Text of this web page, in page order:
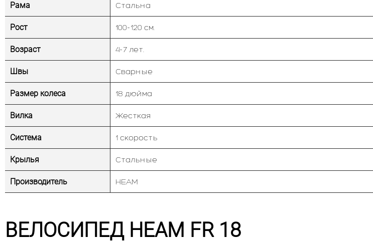
Рама Стальна
Рост 100-120 см.
Возраст 4-7 лет.
Швы Сварные
Размер колеса 18 дюйма
Вилка Жесткая
Система 1 скорость
Крылья Стальные
Производитель HEAM
ВЕЛОСИПЕД HEAM FR 18